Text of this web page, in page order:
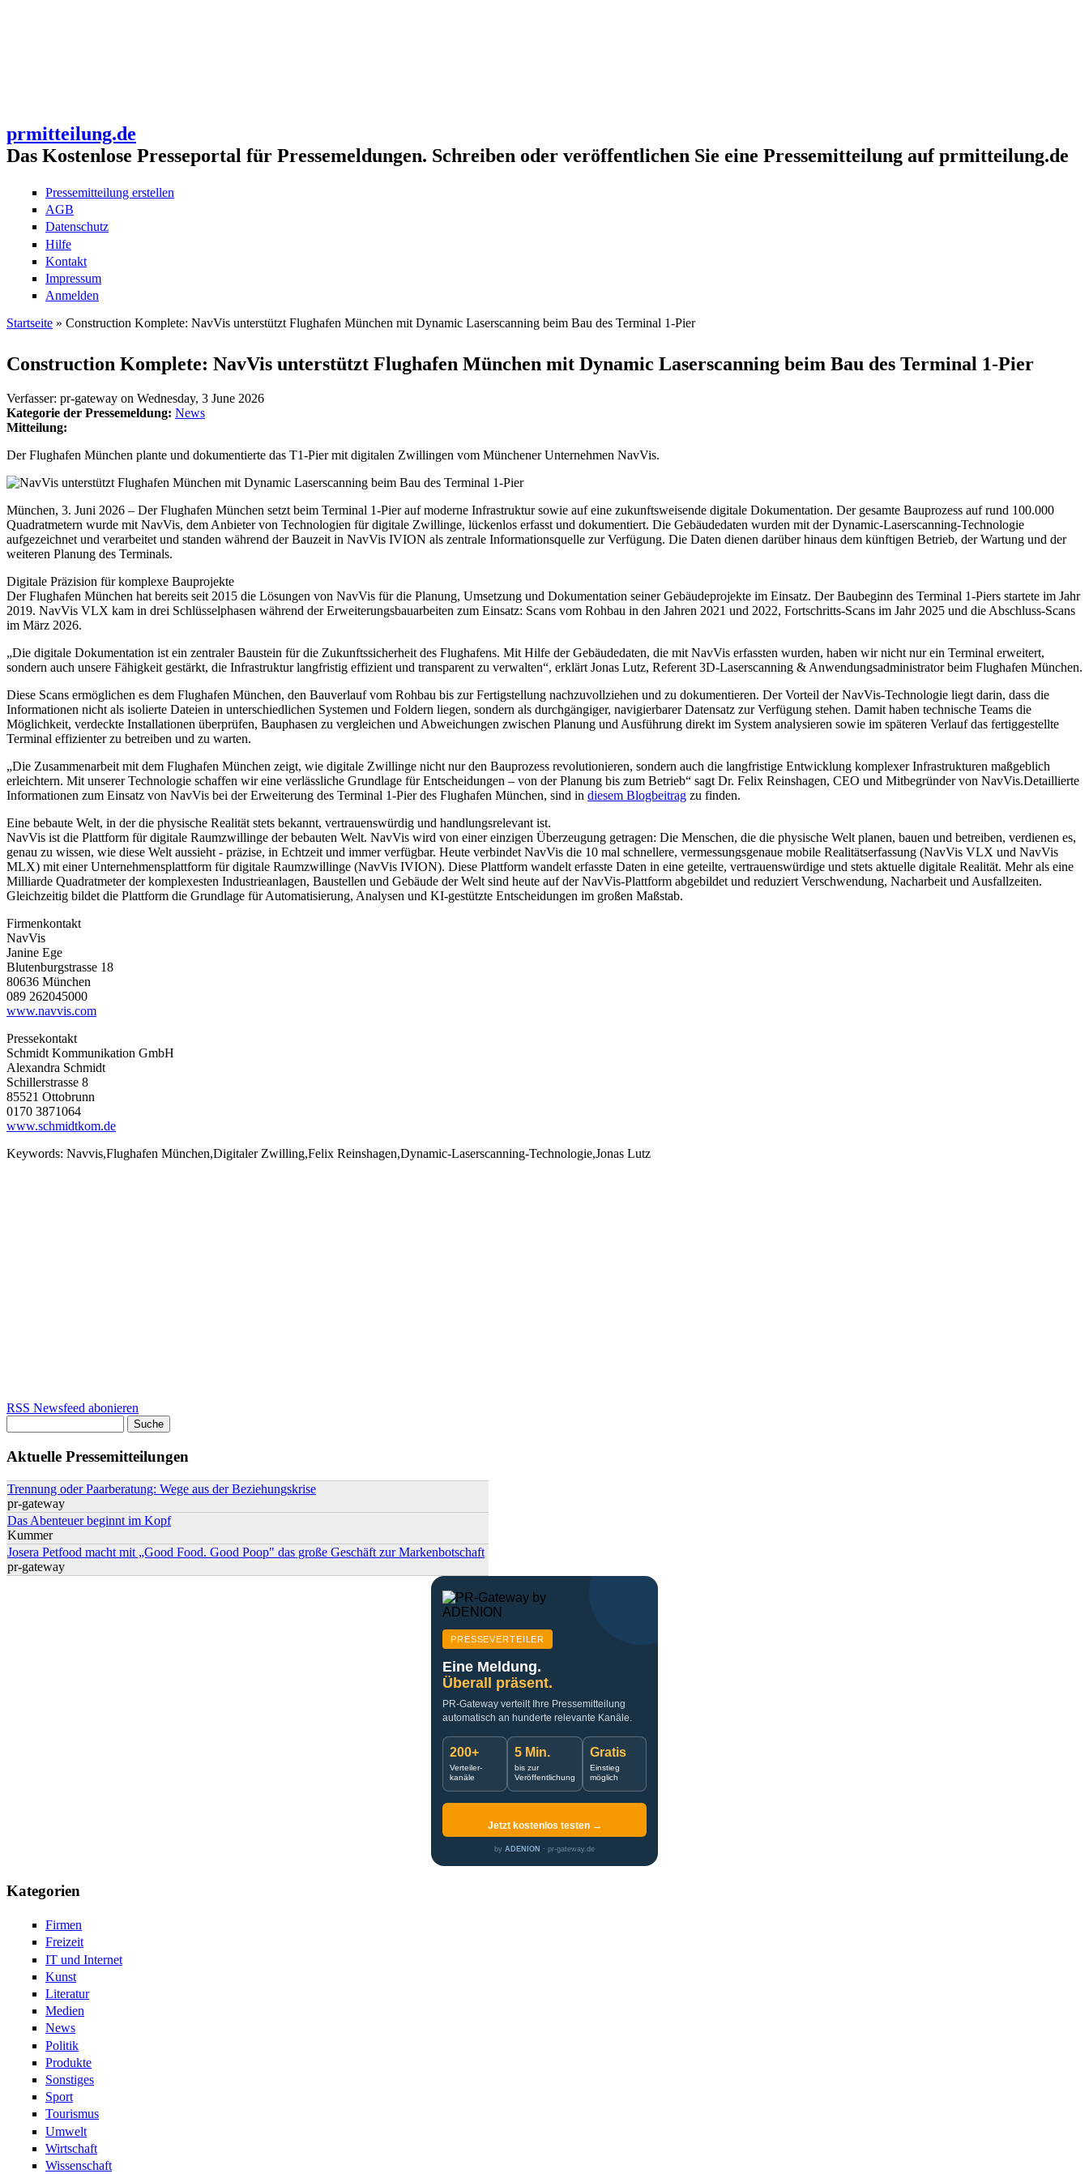
prmitteilung.de
Das Kostenlose Presseportal für Pressemeldungen. Schreiben oder veröffentlichen Sie eine Pressemitteilung auf prmitteilung.de
Pressemitteilung erstellen
AGB
Datenschutz
Hilfe
Kontakt
Impressum
Anmelden
Startseite » Construction Komplete: NavVis unterstützt Flughafen München mit Dynamic Laserscanning beim Bau des Terminal 1-Pier
Construction Komplete: NavVis unterstützt Flughafen München mit Dynamic Laserscanning beim Bau des Terminal 1-Pier
Verfasser: pr-gateway on Wednesday, 3 June 2026
Kategorie der Pressemeldung: News
Mitteilung:
Der Flughafen München plante und dokumentierte das T1-Pier mit digitalen Zwillingen vom Münchener Unternehmen NavVis.
München, 3. Juni 2026 – Der Flughafen München setzt beim Terminal 1-Pier auf moderne Infrastruktur sowie auf eine zukunftsweisende digitale Dokumentation. Der gesamte Bauprozess auf rund 100.000
Quadratmetern wurde mit NavVis, dem Anbieter von Technologien für digitale Zwillinge, lückenlos erfasst und dokumentiert. Die Gebäudedaten wurden mit der Dynamic-Laserscanning-Technologie
aufgezeichnet und verarbeitet und standen während der Bauzeit in NavVis IVION als zentrale Informationsquelle zur Verfügung. Die Daten dienen darüber hinaus dem künftigen Betrieb, der Wartung und der
weiteren Planung des Terminals.
Digitale Präzision für komplexe Bauprojekte
Der Flughafen München hat bereits seit 2015 die Lösungen von NavVis für die Planung, Umsetzung und Dokumentation seiner Gebäudeprojekte im Einsatz. Der Baubeginn des Terminal 1-Piers startete im Jahr
2019. NavVis VLX kam in drei Schlüsselphasen während der Erweiterungsbauarbeiten zum Einsatz: Scans vom Rohbau in den Jahren 2021 und 2022, Fortschritts-Scans im Jahr 2025 und die Abschluss-Scans
im März 2026.
„Die digitale Dokumentation ist ein zentraler Baustein für die Zukunftssicherheit des Flughafens. Mit Hilfe der Gebäudedaten, die mit NavVis erfassten wurden, haben wir nicht nur ein Terminal erweitert,
sondern auch unsere Fähigkeit gestärkt, die Infrastruktur langfristig effizient und transparent zu verwalten“, erklärt Jonas Lutz, Referent 3D-Laserscanning & Anwendungsadministrator beim Flughafen München.
Diese Scans ermöglichen es dem Flughafen München, den Bauverlauf vom Rohbau bis zur Fertigstellung nachzuvollziehen und zu dokumentieren. Der Vorteil der NavVis-Technologie liegt darin, dass die
Informationen nicht als isolierte Dateien in unterschiedlichen Systemen und Foldern liegen, sondern als durchgängiger, navigierbarer Datensatz zur Verfügung stehen. Damit haben technische Teams die
Möglichkeit, verdeckte Installationen überprüfen, Bauphasen zu vergleichen und Abweichungen zwischen Planung und Ausführung direkt im System analysieren sowie im späteren Verlauf das fertiggestellte
Terminal effizienter zu betreiben und zu warten.
„Die Zusammenarbeit mit dem Flughafen München zeigt, wie digitale Zwillinge nicht nur den Bauprozess revolutionieren, sondern auch die langfristige Entwicklung komplexer Infrastrukturen maßgeblich
erleichtern. Mit unserer Technologie schaffen wir eine verlässliche Grundlage für Entscheidungen – von der Planung bis zum Betrieb“ sagt Dr. Felix Reinshagen, CEO und Mitbegründer von NavVis.Detaillierte
Informationen zum Einsatz von NavVis bei der Erweiterung des Terminal 1-Pier des Flughafen München, sind in diesem Blogbeitrag zu finden.
Eine bebaute Welt, in der die physische Realität stets bekannt, vertrauenswürdig und handlungsrelevant ist.
NavVis ist die Plattform für digitale Raumzwillinge der bebauten Welt. NavVis wird von einer einzigen Überzeugung getragen: Die Menschen, die die physische Welt planen, bauen und betreiben, verdienen es,
genau zu wissen, wie diese Welt aussieht - präzise, in Echtzeit und immer verfügbar. Heute verbindet NavVis die 10 mal schnellere, vermessungsgenaue mobile Realitätserfassung (NavVis VLX und NavVis
MLX) mit einer Unternehmensplattform für digitale Raumzwillinge (NavVis IVION). Diese Plattform wandelt erfasste Daten in eine geteilte, vertrauenswürdige und stets aktuelle digitale Realität. Mehr als eine
Milliarde Quadratmeter der komplexesten Industrieanlagen, Baustellen und Gebäude der Welt sind heute auf der NavVis-Plattform abgebildet und reduziert Verschwendung, Nacharbeit und Ausfallzeiten.
Gleichzeitig bildet die Plattform die Grundlage für Automatisierung, Analysen und KI-gestützte Entscheidungen im großen Maßstab.
Firmenkontakt
NavVis
Janine Ege
Blutenburgstrasse 18
80636 München
089 262045000
www.navvis.com
Pressekontakt
Schmidt Kommunikation GmbH
Alexandra Schmidt
Schillerstrasse 8
85521 Ottobrunn
0170 3871064
www.schmidtkom.de
Keywords: Navvis,Flughafen München,Digitaler Zwilling,Felix Reinshagen,Dynamic-Laserscanning-Technologie,Jonas Lutz
RSS Newsfeed abonieren
Aktuelle Pressemitteilungen
Trennung oder Paarberatung: Wege aus der Beziehungskrise
pr-gateway
Das Abenteuer beginnt im Kopf
Kummer
Josera Petfood macht mit „Good Food. Good Poop" das große Geschäft zur Markenbotschaft
pr-gateway
PRESSEVERTEILER
Eine Meldung.
Überall präsent.
PR-Gateway verteilt Ihre Pressemitteilung
automatisch an hunderte relevante Kanäle.
200+
Verteiler-
kanäle
5 Min.
bis zur
Veröffentlichung
Gratis
Einstieg
möglich
Jetzt kostenlos testen →
by ADENION · pr-gateway.de
Kategorien
Firmen
Freizeit
IT und Internet
Kunst
Literatur
Medien
News
Politik
Produkte
Sonstiges
Sport
Tourismus
Umwelt
Wirtschaft
Wissenschaft